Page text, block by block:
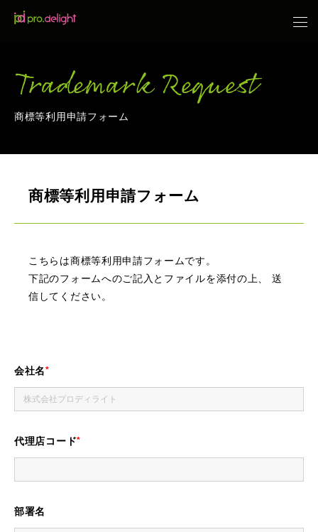
Trademark Request
商標等利用申請フォーム
商標等利用申請フォーム
こちらは商標等利用申請フォームです。
下記のフォームへのご記入とファイルを添付の上、 送
信してください。
会社名
代理店コード
部署名